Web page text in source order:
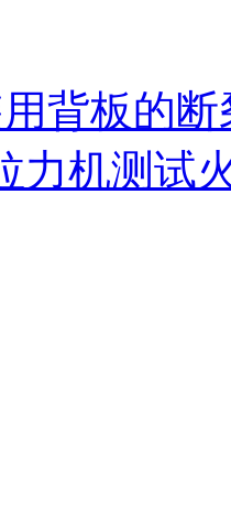
背板的
力机测试